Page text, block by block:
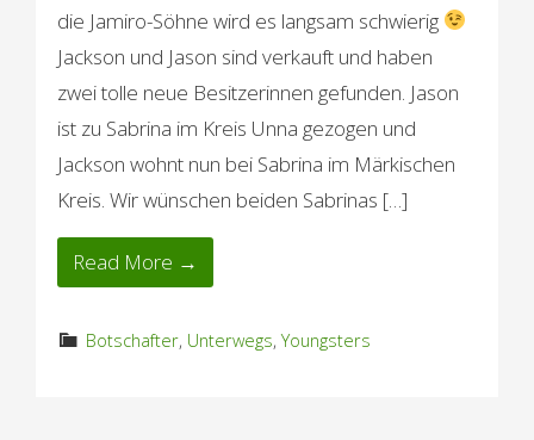
die Jamiro-Söhne wird es langsam schwierig
Jackson und Jason sind verkauft und haben
zwei tolle neue Besitzerinnen gefunden. Jason
ist zu Sabrina im Kreis Unna gezogen und
Jackson wohnt nun bei Sabrina im Märkischen
Kreis. Wir wünschen beiden Sabrinas […]
Read More →
Botschafter, Unterwegs,Youngsters